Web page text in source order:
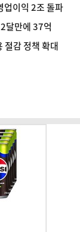
이익 2조 돌파
달만에 37억
감 정책 확대